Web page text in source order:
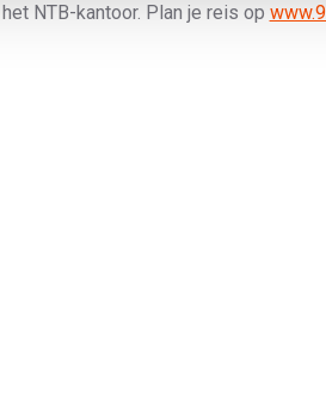
het NTB-kantoor. Plan je reis op